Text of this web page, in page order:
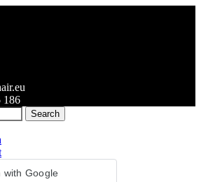
186
Search
with Google